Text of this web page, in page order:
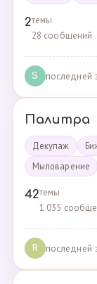
2темы
28 сообщений
S последней
Палитра
Декупаж
Мыловарение
42темы
1 035
R последней